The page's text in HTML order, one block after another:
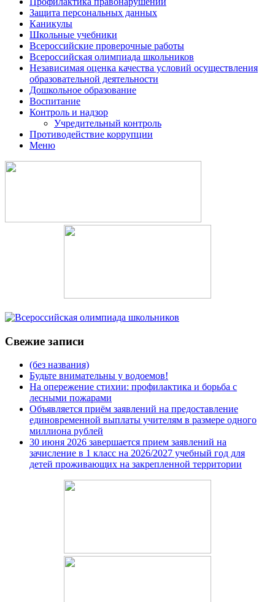
Защита персональных данных
Каникулы
Школьные учебники
Всероссийские проверочные работы
Всероссийская олимпиада школьников
Независимая оценка качества условий осуществления
образовательной деятельности
Дошкольное образование
Воспитание
Контроль и надзор
Учредительный контроль
Противодействие коррупции
Меню
Свежие записи
(без названия)
Будьте внимательны у водоемов!
На опережение стихии: профилактика и борьба с
лесными пожарами
Объявляется приём заявлений на предоставление
единовременной выплаты учителям в размере одного
миллиона рублей
30 июня 2026 завершается прием заявлений на
зачисление в 1 класс на 2026/2027 учебный год для
детей проживающих на закрепленной территории